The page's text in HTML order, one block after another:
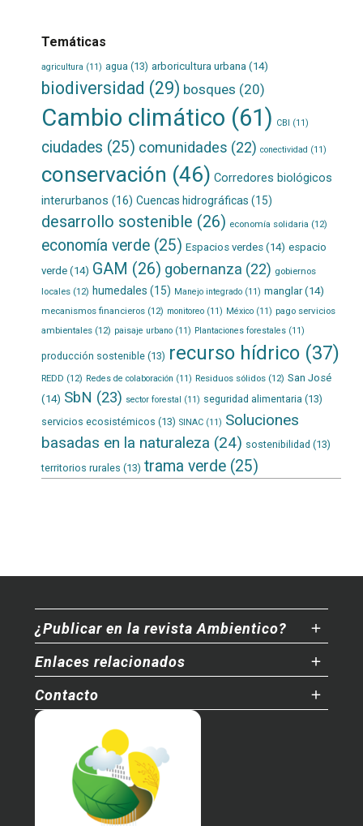
Temáticas
agricultura (11) agua (13) arboricultura urbana(14)
biodiversidad (29) bosques (20)
Cambio climático (61) CBI (11)
ciudades (25) comunidades (22) conectividad (11)
conservación (46) Corredores biológicos
interurbanos (16) Cuencas hidrográficas (15)
desarrollo sostenible (26) economía solidaria (12)
economía verde(25) Espacios verdes(14) espacio
verde(14) GAM (26) gobernanza (22) gobiernos
locales(12) humedales (15) Manejo integrado(11) manglar(14)
mecanismos financieros(12) monitoreo(11) México(11) pago servicios
ambientales(12) paisaje urbano(11) Plantaciones forestales(11)
producción sostenible(13) recurso hídrico(37)
REDD (12) Redes de colaboración (11) Residuos sólidos(12) San José
(14) SbN (23) sector forestal (11) seguridad alimentaria (13)
servicios ecosistémicos (13) SINAC(11) Soluciones
basadas en la naturaleza (24) sostenibilidad (13)
territorios rurales (13) trama verde(25)
¿Publicar en la revista Ambientico?
Enlaces relacionados
Contacto